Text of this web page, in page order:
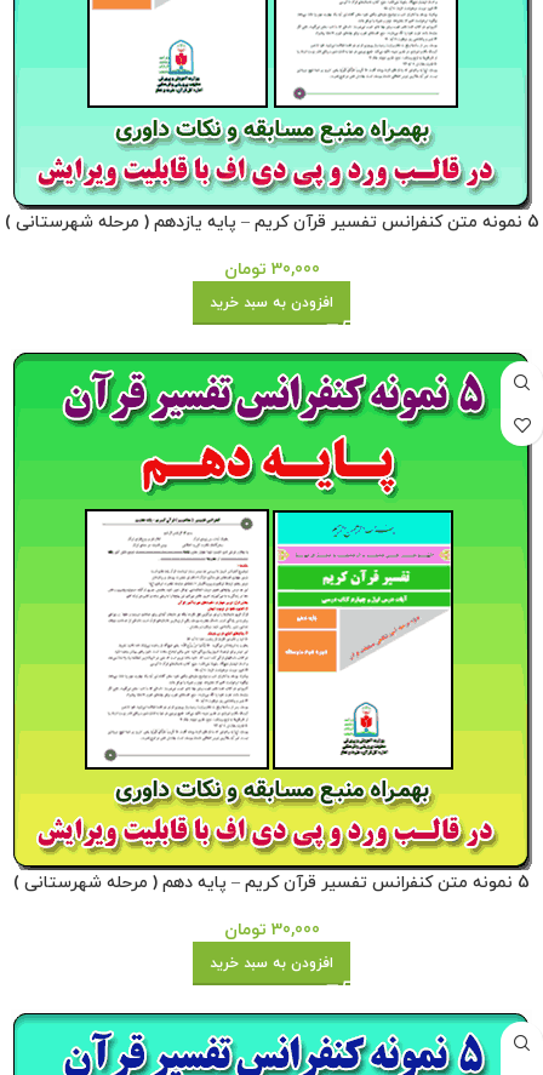
5 نمونه متن کنفرانس تفسیر قرآن کریم – پایه یازدهم ( مرحله شهرستانی )
30,000 تومان
افزودن به سبد خرید
5 نمونه متن کنفرانس تفسیر قرآن کریم – پایه دهم ( مرحله شهرستانی )
30,000 تومان
افزودن به سبد خرید